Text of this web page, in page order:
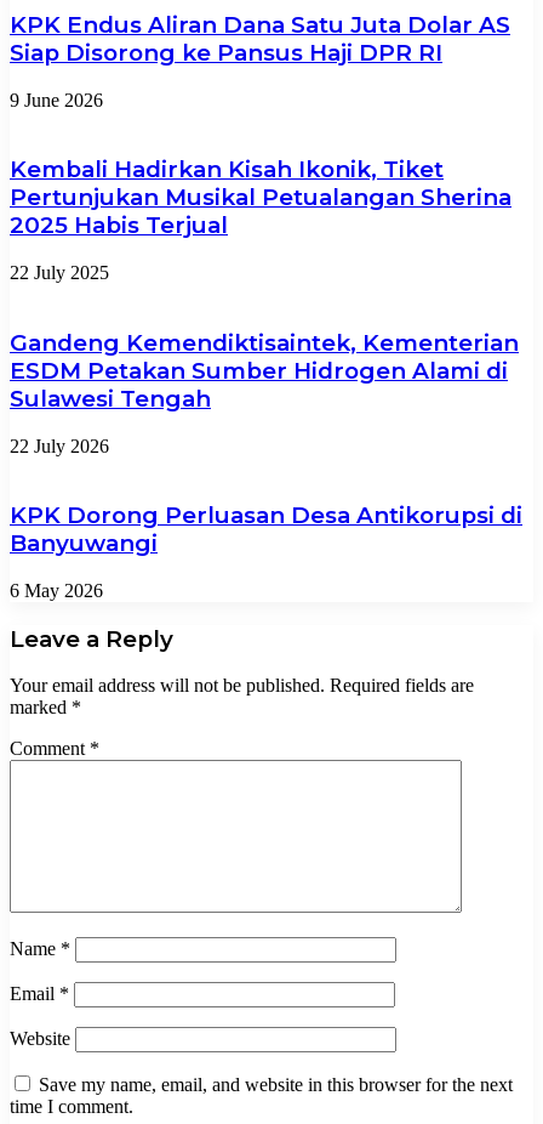
KPK Endus Aliran Dana Satu Juta Dolar AS
Siap Disorong ke Pansus Haji DPR RI
9 June 2026
Kembali Hadirkan Kisah Ikonik, Tiket
Pertunjukan Musikal Petualangan Sherina
2025 Habis Terjual
22 July 2025
Gandeng Kemendiktisaintek, Kementerian
ESDM Petakan Sumber Hidrogen Alami di
Sulawesi Tengah
22 July 2026
KPK Dorong Perluasan Desa Antikorupsi di
Banyuwangi
6 May 2026
Leave a Reply
Your email address will not be published. Required fields are
marked *
Comment *
Name *
Email *
Website
Save my name, email, and website in this browser for the next
time I comment.